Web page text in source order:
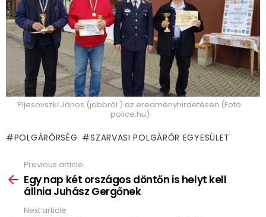
Pljesovszki János (jobbról ) az eredményhirdetésen (Fotó:
police.hu)
POLGÁRŐRSÉG SZARVASI POLGÁRŐR EGYESÜLET
more
Previous article
Egy nap két országos döntőn is helyt kell
állnia Juhász Gergőnek
Next article